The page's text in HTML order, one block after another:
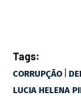
Tags:
CORRUPÇÃO |
LUCIA HELENA